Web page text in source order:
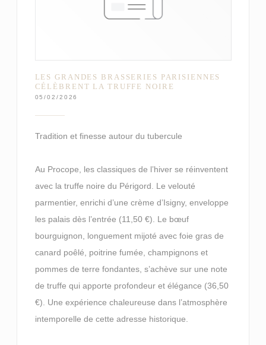
LES GRANDES BRASSERIES PARISIENNES
CÉLÈBRENT LA TRUFFE NOIRE
05/02/2026
Tradition et finesse autour du tubercule
Au Procope, les classiques de l’hiver se réinventent
avec la truffe noire du Périgord. Le velouté
parmentier, enrichi d’une crème d’Isigny, enveloppe
les palais dès l’entrée (11,50 €). Le bœuf
bourguignon, longuement mijoté avec foie gras de
canard poêlé, poitrine fumée, champignons et
pommes de terre fondantes, s’achève sur une note
de truffe qui apporte profondeur et élégance (36,50
€). Une expérience chaleureuse dans l’atmosphère
intemporelle de cette adresse historique.